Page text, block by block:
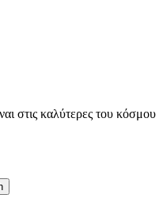
στις καλύτερες του κόσμου